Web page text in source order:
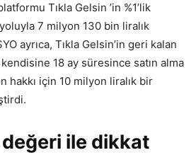
Tıkla Gelsin ’in %1’lik
yoluyla 7 milyon 130 bin liralık
ayrıca, Tıkla Gelsin’in geri kalan
kendisine 18 ay süresince satın alma
hakkı için 10 milyon liralık bir
değeri ile dikkat